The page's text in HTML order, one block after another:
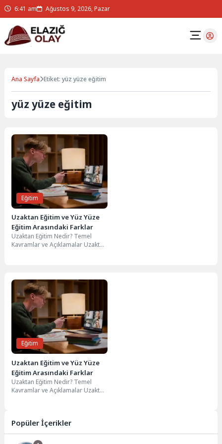
6:41 am Ağustos 9, 2026, Pazar
Ana Sayfa Etiket: yüz yüze eğitim
yüz yüze eğitim
Eğitim
Uzaktan Eğitim ve Yüz Yüze
Eğitim Arasındaki Farklar
Uzaktan Eğitim Nedir? Temel
Kavramlar ve Açıklamalar Uzaktan
Eğitim
Uzaktan Eğitim ve Yüz Yüze
Eğitim Arasındaki Farklar
Uzaktan Eğitim Nedir? Temel
Kavramlar ve Açıklamalar Uzaktan
Popüler İçerikler